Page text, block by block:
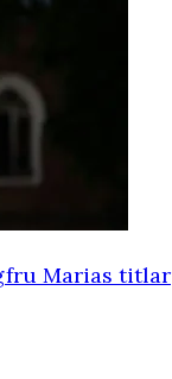
Marias titlar